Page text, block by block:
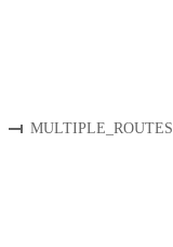
MULTIPLE_ROUTES